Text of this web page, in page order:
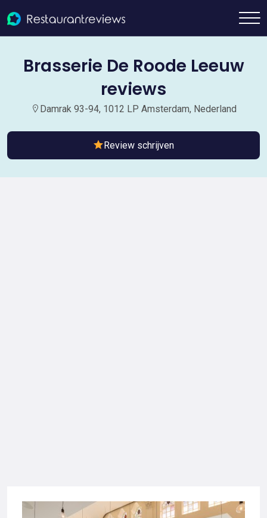
Brasserie De Roode Leeuw
reviews
Damrak 93-94, 1012 LP Amsterdam, Nederland
Review schrijven